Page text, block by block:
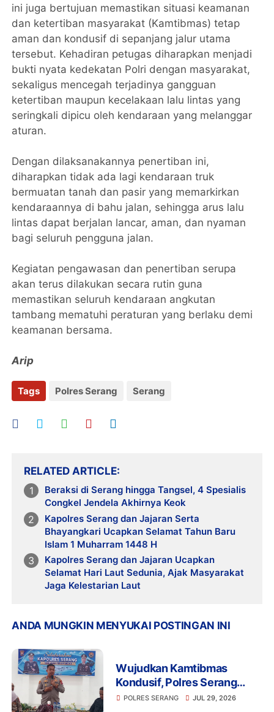
ini juga bertujuan memastikan situasi keamanan
dan ketertiban masyarakat (Kamtibmas) tetap
aman dan kondusif di sepanjang jalur utama
tersebut. Kehadiran petugas diharapkan menjadi
bukti nyata kedekatan Polri dengan masyarakat,
sekaligus mencegah terjadinya gangguan
ketertiban maupun kecelakaan lalu lintas yang
seringkali dipicu oleh kendaraan yang melanggar
aturan.
Dengan dilaksanakannya penertiban ini,
diharapkan tidak ada lagi kendaraan truk
bermuatan tanah dan pasir yang memarkirkan
kendaraannya di bahu jalan, sehingga arus lalu
lintas dapat berjalan lancar, aman, dan nyaman
bagi seluruh pengguna jalan.
Kegiatan pengawasan dan penertiban serupa
akan terus dilakukan secara rutin guna
memastikan seluruh kendaraan angkutan
tambang mematuhi peraturan yang berlaku demi
keamanan bersama.
Arip
Tags Polres Serang Serang
RELATED ARTICLE
Beraksi di Serang hingga Tangsel, 4 Spesialis
Congkel Jendela Akhirnya Keok
Kapolres Serang dan Jajaran Serta
Bhayangkari Ucapkan Selamat Tahun Baru
Islam 1 Muharram 1448 H
Kapolres Serang dan Jajaran Ucapkan
Selamat Hari Laut Sedunia, Ajak Masyarakat
Jaga Kelestarian Laut
ANDA MUNGKIN MENYUKAI POSTINGAN INI
Wujudkan Kamtibmas
Kondusif, Polres Serang
Gelar Silaturahmi Strategis
POLRES SERANG JUL 29, 2026